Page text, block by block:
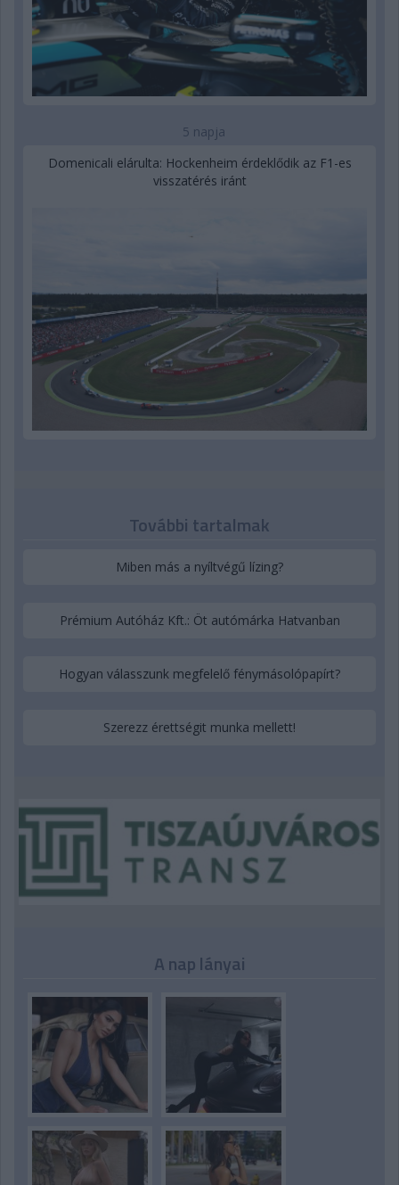
5 napja
Domenicali elárulta: Hockenheim érdeklődik az F1-es
visszatérés iránt
További tartalmak
Miben más a nyíltvégű lízing?
Prémium Autóház Kft.: Öt autómárka Hatvanban
Hogyan válasszunk megfelelő fénymásolópapírt?
Szerezz érettségit munka mellett!
A nap lányai